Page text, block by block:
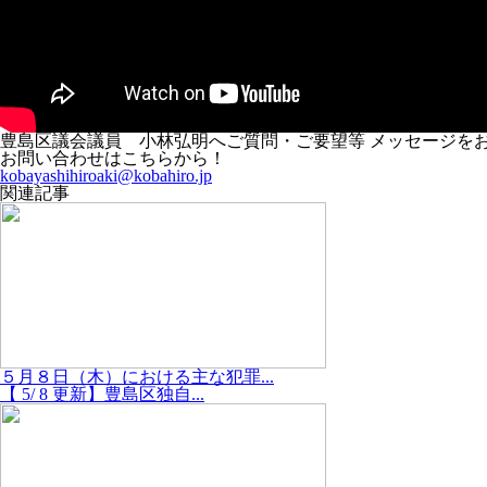
豊島区議会議員 小林弘明へご質問・ご要望等 メッセージを
お問い合わせはこちらから！
kobayashihiroaki@kobahiro.jp
関連記事
５月８日（木）における主な犯罪...
【 5/ 8 更新】豊島区独自...